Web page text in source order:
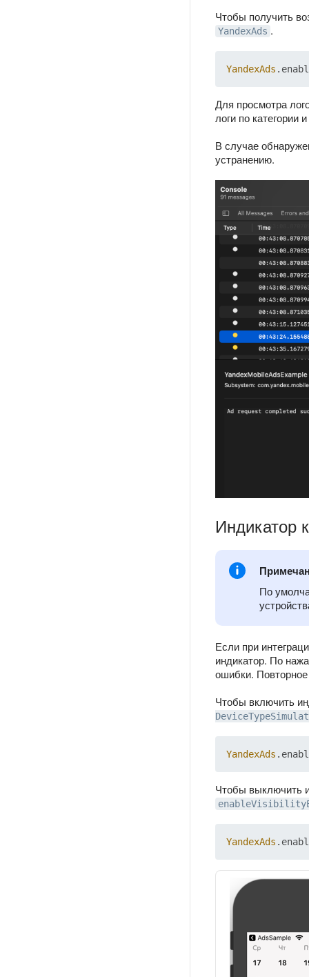
Чтобы получить
YandexAds .
YandexAds
Для просмотра
логи по категории
В случае
устранению.
Индикатор
По
Если при
индикатор. По
ошибки.
Чтобы включить
YandexAds
Чтобы выключить
YandexAds